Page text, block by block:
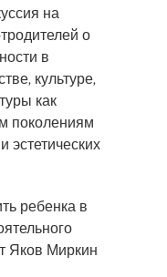
на
о
в
культуре,
как
поколениям
эстетических
ребенка в
Яков Миркин